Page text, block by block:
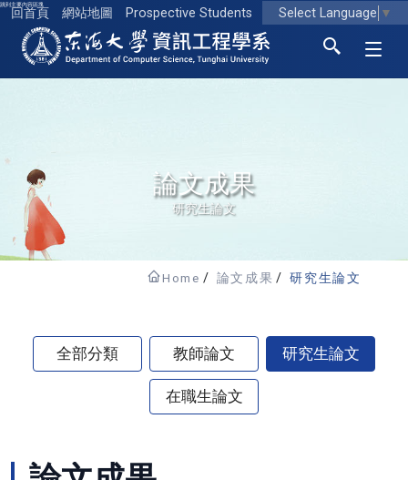
跳到主要內容區塊
回首頁 網站地圖 Prospective Students Select Language ▼
東海大學logo
論文成果
研究生論文
Home 論文成果 研究生論文
全部分類 教師論文 研究生論文
在職生論文